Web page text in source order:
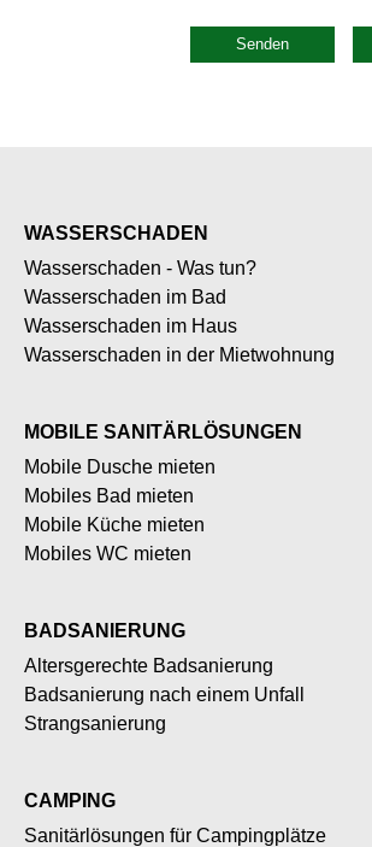
Senden
WASSERSCHADEN
Wasserschaden - Was tun?
Wasserschaden im Bad
Wasserschaden im Haus
Wasserschaden in der Mietwohnung
MOBILE SANITÄRLÖSUNGEN
Mobile Dusche mieten
Mobiles Bad mieten
Mobile Küche mieten
Mobiles WC mieten
BADSANIERUNG
Altersgerechte Badsanierung
Badsanierung nach einem Unfall
Strangsanierung
CAMPING
Sanitärlösungen für Campingplätze